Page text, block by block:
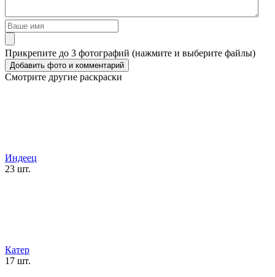
Прикрепите до 3 фотографий (нажмите и выберите файлы)
Смотрите другие раскраски
Индеец
23 шт.
Катер
17 шт.